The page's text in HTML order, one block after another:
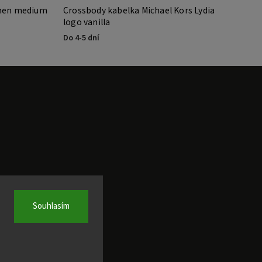
Souhlasím
medium
Crossbody kabelka Michael Kors Lydia
logo vanilla
Do 4-5 dní